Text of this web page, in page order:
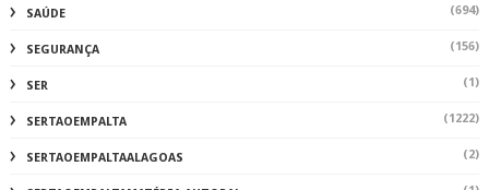
SAÚDE (694)
SEGURANÇA (156)
SER (1)
SERTAOEMPALTA (1222)
SERTAOEMPALTAALAGOAS (2)